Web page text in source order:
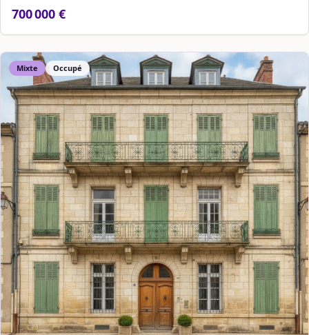
700 000 €
Mixte Occupé